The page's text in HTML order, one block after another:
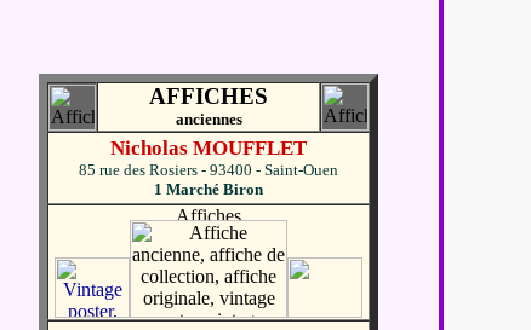
AFFICHES
anciennes
Nicholas MOUFFLET
85 rue des Rosiers - 93400 - Saint-Ouen
1 Marché Biron